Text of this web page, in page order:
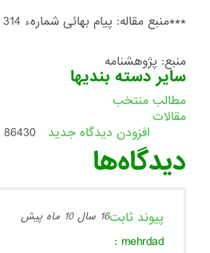
***منبع مقاله: پیام بهائی شمارهء 314
منبع: پژوهشنامه
سایر دسته بندیها
مطالب منتخب
مقالات
افزودن دیدگاه جدید
86430 بازدید
دیدگاه‌ها
پیوند ثابت16 سال 10 ماه پیش
mehrdad
: